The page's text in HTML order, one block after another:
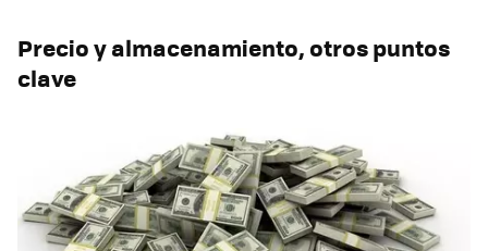
Precio y almacenamiento, otros puntos
clave